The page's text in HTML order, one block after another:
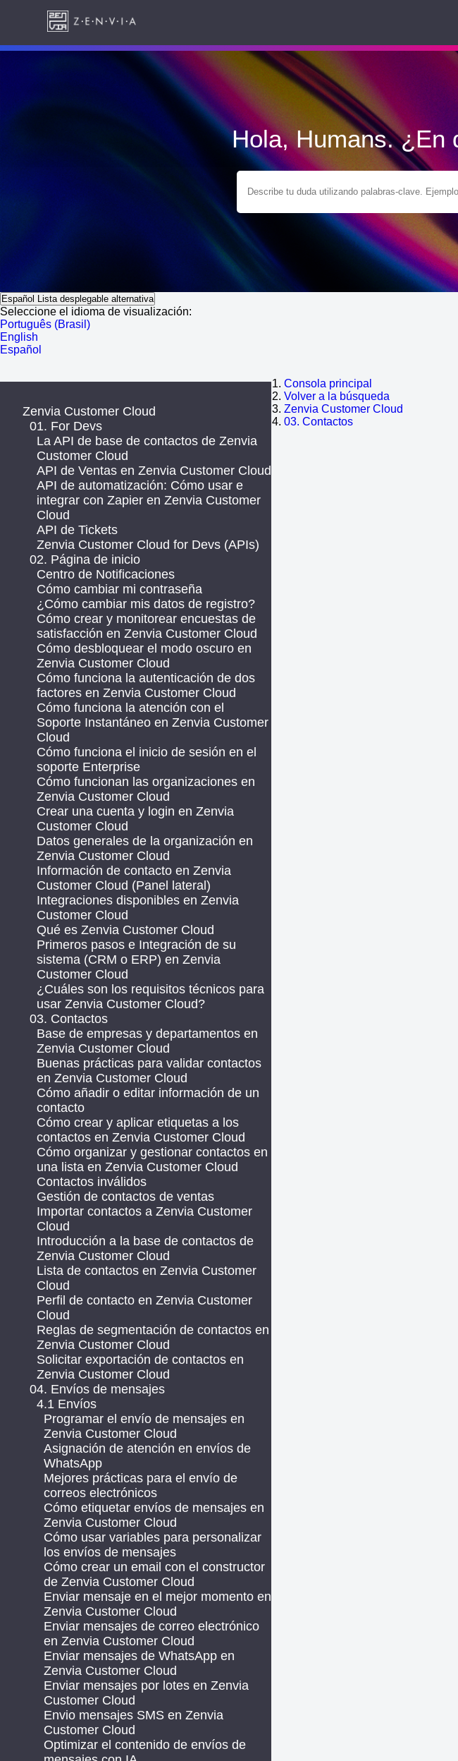
Hola, Humans. ¿En
Español Lista desplegable alternativa
Seleccione el idioma de visualización:
Português (Brasil)
English
Español
Consola principal
Volver a la búsqueda
Zenvia Customer Cloud
03. Contactos
Zenvia Customer Cloud
01. For Devs
La API de base de contactos de Zenvia
Customer Cloud
API de Ventas en Zenvia Customer Cloud
API de automatización: Cómo usar e
integrar con Zapier en Zenvia Customer
Cloud
API de Tickets
Zenvia Customer Cloud for Devs (APIs)
02. Página de inicio
Centro de Notificaciones
Cómo cambiar mi contraseña
¿Cómo cambiar mis datos de registro?
Cómo crear y monitorear encuestas de
satisfacción en Zenvia Customer Cloud
Cómo desbloquear el modo oscuro en
Zenvia Customer Cloud
Cómo funciona la autenticación de dos
factores en Zenvia Customer Cloud
Cómo funciona la atención con el
Soporte Instantáneo en Zenvia Customer
Cloud
Cómo funciona el inicio de sesión en el
soporte Enterprise
Cómo funcionan las organizaciones en
Zenvia Customer Cloud
Crear una cuenta y login en Zenvia
Customer Cloud
Datos generales de la organización en
Zenvia Customer Cloud
Información de contacto en Zenvia
Customer Cloud (Panel lateral)
Integraciones disponibles en Zenvia
Customer Cloud
Qué es Zenvia Customer Cloud
Primeros pasos e Integración de su
sistema (CRM o ERP) en Zenvia
Customer Cloud
¿Cuáles son los requisitos técnicos para
usar Zenvia Customer Cloud?
03. Contactos
Base de empresas y departamentos en
Zenvia Customer Cloud
Buenas prácticas para validar contactos
en Zenvia Customer Cloud
Cómo añadir o editar información de un
contacto
Cómo crear y aplicar etiquetas a los
contactos en Zenvia Customer Cloud
Cómo organizar y gestionar contactos en
una lista en Zenvia Customer Cloud
Contactos inválidos
Gestión de contactos de ventas
Importar contactos a Zenvia Customer
Cloud
Introducción a la base de contactos de
Zenvia Customer Cloud
Lista de contactos en Zenvia Customer
Cloud
Perfil de contacto en Zenvia Customer
Cloud
Reglas de segmentación de contactos en
Zenvia Customer Cloud
Solicitar exportación de contactos en
Zenvia Customer Cloud
04. Envíos de mensajes
4.1 Envíos
Programar el envío de mensajes en
Zenvia Customer Cloud
Asignación de atención en envíos de
WhatsApp
Mejores prácticas para el envío de
correos electrónicos
Cómo etiquetar envíos de mensajes en
Zenvia Customer Cloud
Cómo usar variables para personalizar
los envíos de mensajes
Cómo crear un email con el constructor
de Zenvia Customer Cloud
Enviar mensaje en el mejor momento en
Zenvia Customer Cloud
Enviar mensajes de correo electrónico
en Zenvia Customer Cloud
Enviar mensajes de WhatsApp en
Zenvia Customer Cloud
Enviar mensajes por lotes en Zenvia
Customer Cloud
Envio mensajes SMS en Zenvia
Customer Cloud
Optimizar el contenido de envíos de